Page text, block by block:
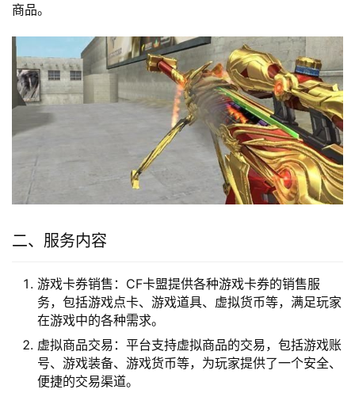
商品。
二、服务内容
游戏卡券销售：CF卡盟提供各种游戏卡券的销售服
务，包括游戏点卡、游戏道具、虚拟货币等，满足玩家
在游戏中的各种需求。
虚拟商品交易：平台支持虚拟商品的交易，包括游戏账
号、游戏装备、游戏货币等，为玩家提供了一个安全、
便捷的交易渠道。